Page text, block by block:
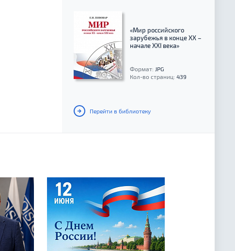
«Мир российского
зарубежья в конце XX –
начале XXI века»
Формат: JPG
Кол-во страниц: 439
Перейти в библиотеку